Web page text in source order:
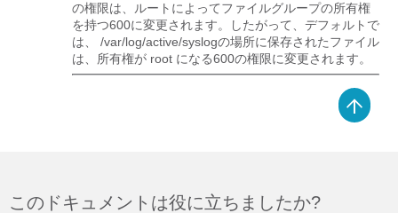
の権限は、ルートによってファイルグループの所有権
を持つ600に変更されます。したがって、デフォルトで
は、 /var/log/active/syslogの場所に保存されたファイル
は、所有権が root になる600の権限に変更されます。
このドキュメントは役に立ちましたか?